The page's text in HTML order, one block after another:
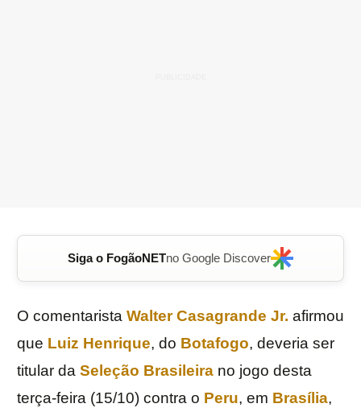
Siga o FogãoNETno Google Discover
O comentarista Walter Casagrande Jr. afirmou
que Luiz Henrique, do Botafogo, deveria ser
titular da Seleção Brasileira no jogo desta
terça-feira (15/10) contra o Peru, em Brasília,